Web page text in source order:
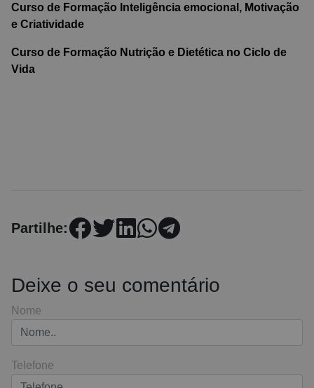
Curso de Formação Inteligência emocional, Motivação
e Criatividade
Curso de Formação Nutrição e Dietética no Ciclo de
Vida
Partilhe:
Deixe o seu comentário
Nome
Telefone